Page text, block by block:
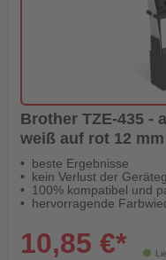
Brother TZE-435 -
weiß auf rot 12 mm
beste Ergebnisse
kein Verlust der
100% kompatibel und
hervorragende
10,85 €*